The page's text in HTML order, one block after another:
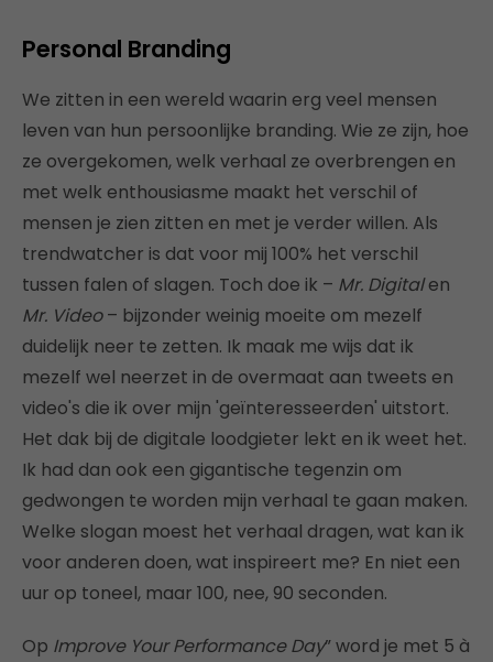
Personal Branding
We zitten in een wereld waarin erg veel mensen
leven van hun persoonlijke branding. Wie ze zijn, hoe
ze overgekomen, welk verhaal ze overbrengen en
met welk enthousiasme maakt het verschil of
mensen je zien zitten en met je verder willen. Als
trendwatcher is dat voor mij 100% het verschil
tussen falen of slagen. Toch doe ik – Mr. Digitalen
Mr. Video– bijzonder weinig moeite om mezelf
duidelijk neer te zetten. Ik maak me wijs dat ik
mezelf wel neerzet in de overmaat aan tweets en
video's die ik over mijn 'geïnteresseerden' uitstort.
Het dak bij de digitale loodgieter lekt en ik weet het.
Ik had dan ook een gigantische tegenzin om
gedwongen te worden mijn verhaal te gaan maken.
Welke slogan moest het verhaal dragen, wat kan ik
voor anderen doen, wat inspireert me? En niet een
uur op toneel, maar 100, nee, 90 seconden.
Op Improve Your Performance Day” word je met 5 à